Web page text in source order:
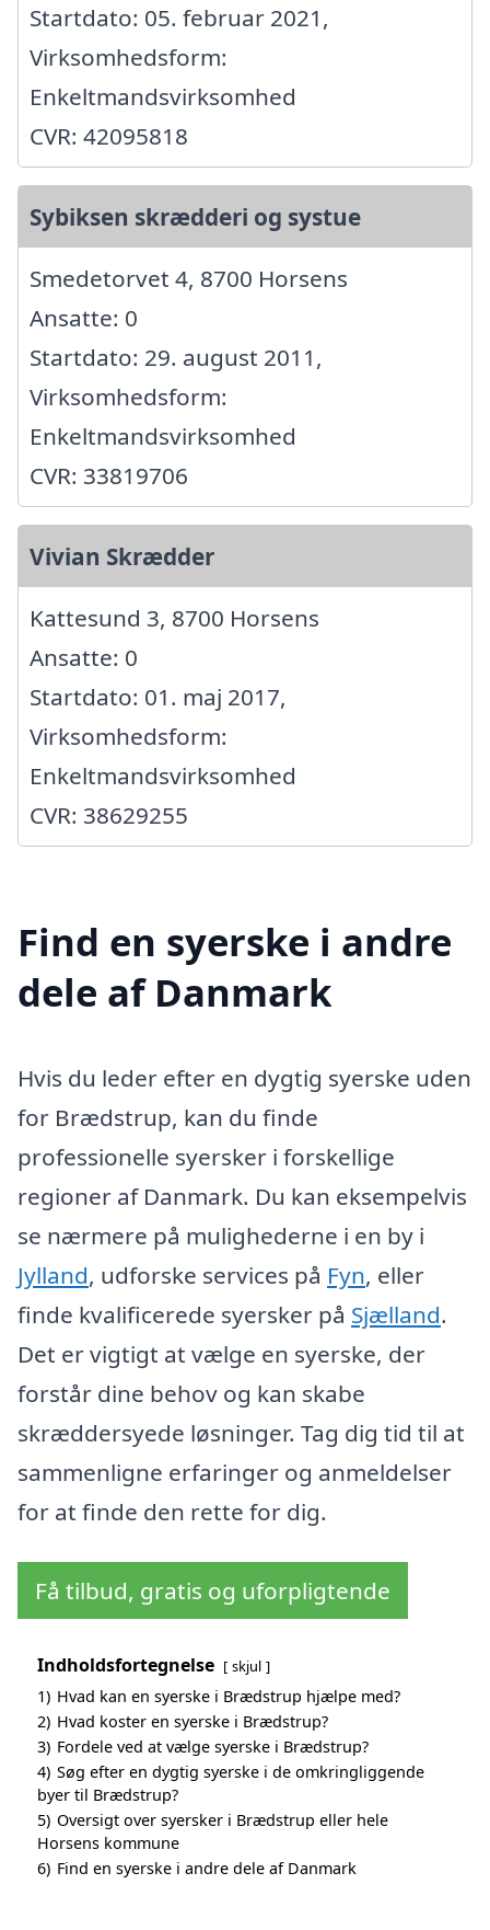
Startdato: 05. februar 2021,
Virksomhedsform:
Enkeltmandsvirksomhed
CVR: 42095818
Sybiksen skrædderi og systue
Smedetorvet 4, 8700 Horsens
Ansatte: 0
Startdato: 29. august 2011,
Virksomhedsform:
Enkeltmandsvirksomhed
CVR: 33819706
Vivian Skrædder
Kattesund 3, 8700 Horsens
Ansatte: 0
Startdato: 01. maj 2017,
Virksomhedsform:
Enkeltmandsvirksomhed
CVR: 38629255
Find en syerske i andre
dele af Danmark
Hvis du leder efter en dygtig syerske uden
for Brædstrup, kan du finde
professionelle syersker i forskellige
regioner af Danmark. Du kan eksempelvis
se nærmere på mulighederne i en by i
Jylland, udforske services på Fyn, eller
finde kvalificerede syersker på Sjælland.
Det er vigtigt at vælge en syerske, der
forstår dine behov og kan skabe
skræddersyede løsninger. Tag dig tid til at
sammenligne erfaringer og anmeldelser
for at finde den rette for dig.
Få tilbud, gratis og uforpligtende
Indholdsfortegnelse skjul
1) Hvad kan en syerske i Brædstrup hjælpe med?
2) Hvad koster en syerske i Brædstrup?
3) Fordele ved at vælge syerske i Brædstrup?
4) Søg efter en dygtig syerske i de omkringliggende
byer til Brædstrup?
5) Oversigt over syersker i Brædstrup eller hele
Horsens kommune
6) Find en syerske i andre dele af Danmark